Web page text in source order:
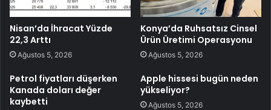
Nisan’da İhracat Yüzde
22,3 Arttı
Ağustos 5, 2026
Konya’da Ruhsatsız Cinsel
Ürün Üretimi Operasyonu
Ağustos 5, 2026
Petrol fiyatları düşerken
Kanada doları değer
kaybetti
Apple hissesi bugün neden
yükseliyor?
Ağustos 5, 2026